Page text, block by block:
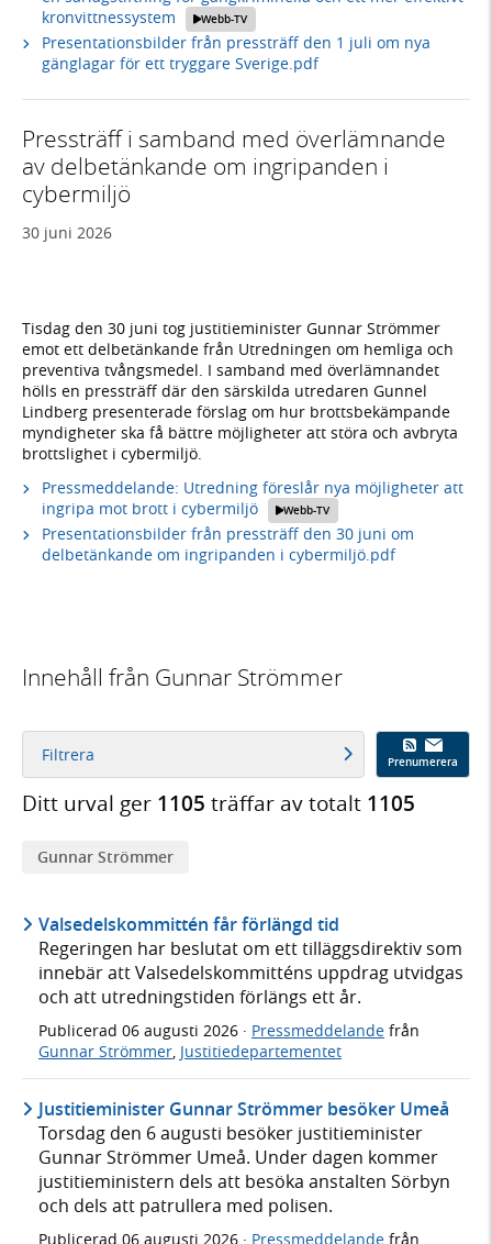
kronvittnessystem
Webb-TV
Presentationsbilder från pressträff den 1 juli om nya
gänglagar för ett tryggare Sverige.pdf
Pressträff i samband med överlämnande
av delbetänkande om ingripanden i
cybermiljö
30 juni 2026
Tisdag den 30 juni tog justitieminister Gunnar Strömmer
emot ett delbetänkande från Utredningen om hemliga och
preventiva tvångsmedel. I samband med överlämnandet
hölls en pressträff där den särskilda utredaren Gunnel
Lindberg presenterade förslag om hur brottsbekämpande
myndigheter ska få bättre möjligheter att störa och avbryta
brottslighet i cybermiljö.
Pressmeddelande: Utredning föreslår nya möjligheter att
ingripa mot brott i cybermiljö
Webb-TV
Presentationsbilder från pressträff den 30 juni om
delbetänkande om ingripanden i cybermiljö.pdf
Innehåll från Gunnar Strömmer
Filtrera Prenumerera
Ditt urval ger 1105 träffar av totalt 1105
Gunnar Strömmer
Valsedelskommittén får förlängd tid
Regeringen har beslutat om ett tilläggsdirektiv som
innebär att Valsedelskommitténs uppdrag utvidgas
och att utredningstiden förlängs ett år.
Publicerad 06 augusti 2026 · Pressmeddelande från
Gunnar Strömmer, Justitiedepartementet
Justitieminister Gunnar Strömmer besöker Umeå
Torsdag den 6 augusti besöker justitieminister
Gunnar Strömmer Umeå. Under dagen kommer
justitieministern dels att besöka anstalten Sörbyn
och dels att patrullera med polisen.
Publicerad 06 augusti 2026 · Pressmeddelande från